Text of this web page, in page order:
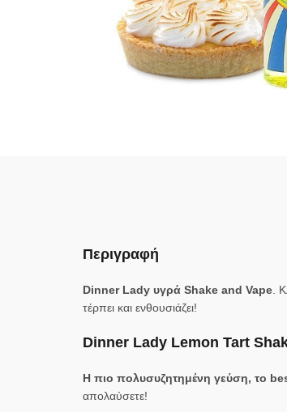
Περιγραφή
Dinner Lady υγρά Shake and Vape .
τέρπει και ενθουσιάζει!
Dinner Lady Lemon Tart
Η πιο πολυσυζητημένη γεύση, το
απολαύσετε!